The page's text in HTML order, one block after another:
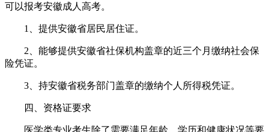
可以报考安徽成人高考。
1、提供安徽省居民居住证。
2、能够提供安徽省社保机构盖章的近三个月缴纳社会保
险凭证。
3、持安徽省税务部门盖章的缴纳个人所得税凭证。
四、资格证要求
医学类专业考生除了需要满足年龄、学历和健康状况等要